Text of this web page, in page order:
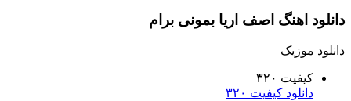
دانلود اهنگ اصف اریا بمونی برام
دانلود موزیک
کیفیت ۳۲۰
دانلود کیفیت ۳۲۰